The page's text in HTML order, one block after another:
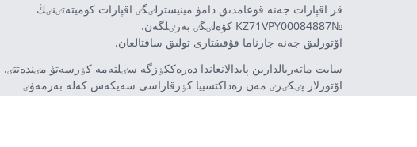
قر اقپارات جەنە قوعامدىق دامۋ مينيسترلٸگٸ اقپارات كوميتەتٸنٸڭ
№KZ71VPY00084887 كۋەلٸگٸ بەرٸلگەن.
اۆتورلىق جەنە جارناما قۇقىقتارى تولىق ساقتالعان.
سايت ماتەريالدارىن پايدالانعاندا دەرەككٶزگە سٸلتەمە كٶرسەتۋ مٸندەتتٸ.
اۆتورلار پٸكٸرٸ مەن رەداكتسييا كٶزقاراسى سەيكەس كەلە بەرمەۋٸ